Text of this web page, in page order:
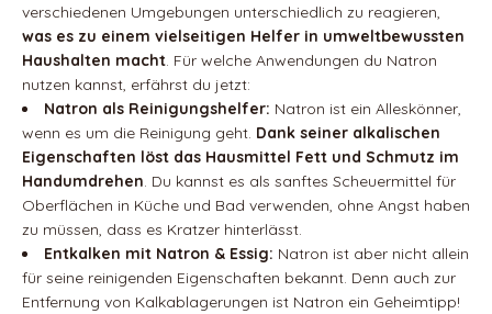
verschiedenen Umgebungen unterschiedlich zu reagieren,
was es zu einem vielseitigen Helfer in umweltbewussten
Haushalten macht. Für welche Anwendungen du Natron
nutzen kannst, erfährst du jetzt:
Natron als Reinigungshelfer: Natron ist ein Alleskönner,
wenn es um die Reinigung geht. Dank seiner alkalischen
Eigenschaften löst das Hausmittel Fett und Schmutz im
Handumdrehen. Du kannst es als sanftes Scheuermittel für
Oberflächen in Küche und Bad verwenden, ohne Angst haben
zu müssen, dass es Kratzer hinterlässt.
Entkalken mit Natron & Essig: Natron ist aber nicht allein
für seine reinigenden Eigenschaften bekannt. Denn auch zur
Entfernung von Kalkablagerungen ist Natron ein Geheimtipp!